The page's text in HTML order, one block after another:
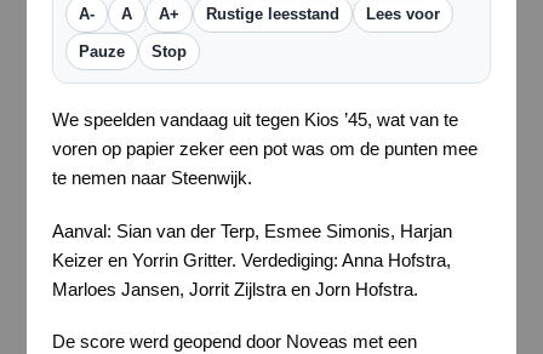
A- A A+ Rustige leesstand Lees voor
Pauze Stop
We speelden vandaag uit tegen Kios ’45, wat van te
voren op papier zeker een pot was om de punten mee
te nemen naar Steenwijk.
Aanval: Sian van der Terp, Esmee Simonis, Harjan
Keizer en Yorrin Gritter. Verdediging: Anna Hofstra,
Marloes Jansen, Jorrit Zijlstra en Jorn Hofstra.
De score werd geopend door Noveas met een